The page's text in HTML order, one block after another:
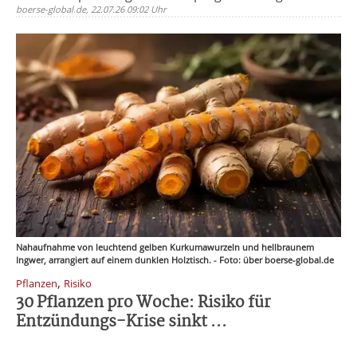
boerse-global.de, 22.07.26 09:02 Uhr
Nahaufnahme von leuchtend gelben Kurkumawurzeln und hellbraunem
Ingwer, arrangiert auf einem dunklen Holztisch. - Foto: über boerse-global.de
Pflanzen, Risiko
30 Pflanzen pro Woche: Risiko für
Entzündungs-Krise sinkt ...